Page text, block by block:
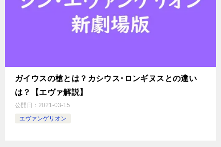
ガイウスの槍とは？カシウス･ロンギヌスとの違い
は？【エヴァ解説】
公開日： 2021-03-15
エヴァンゲリオン